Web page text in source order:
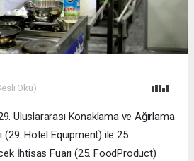
Oku)
Uluslararası Konaklama ve Ağırlama
(29. Hotel Equipment) ile 25.
İhtisas Fuarı (25. FoodProduct)